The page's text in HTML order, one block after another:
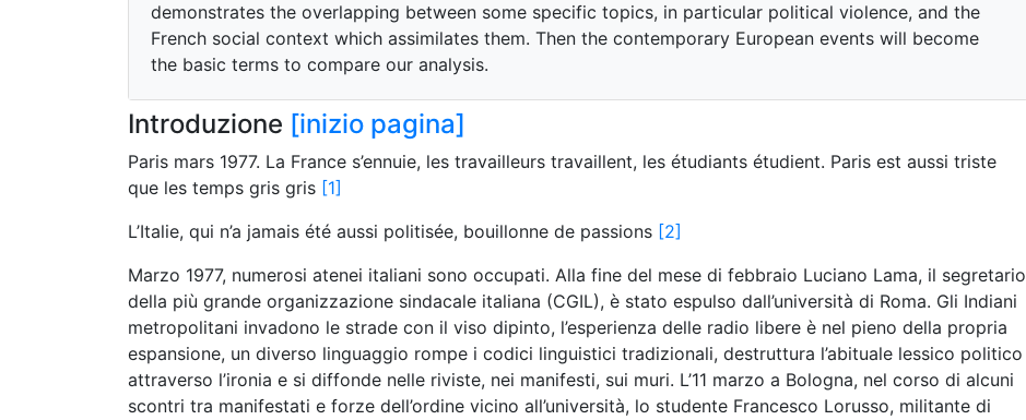
demonstrates the overlapping between some specific topics, in particular political violence, and the
French social context which assimilates them. Then the contemporary European events will become
the basic terms to compare our analysis.
Introduzione [inizio pagina]
Paris mars 1977. La France s’ennuie, les travailleurs travaillent, les étudiants étudient. Paris est aussi triste
que les temps gris gris [1]
L’Italie, qui n’a jamais été aussi politisée, bouillonne de passions [2]
Marzo 1977, numerosi atenei italiani sono occupati. Alla fine del mese di febbraio Luciano Lama, il segretario
della più grande organizzazione sindacale italiana (CGIL), è stato espulso dall’università di Roma. Gli Indiani
metropolitani invadono le strade con il viso dipinto, l’esperienza delle radio libere è nel pieno della propria
espansione, un diverso linguaggio rompe i codici linguistici tradizionali, destruttura l’abituale lessico politico
attraverso l’ironia e si diffonde nelle riviste, nei manifesti, sui muri. L’11 marzo a Bologna, nel corso di alcuni
scontri tra manifestati e forze dell’ordine vicino all’università, lo studente Francesco Lorusso, militante di